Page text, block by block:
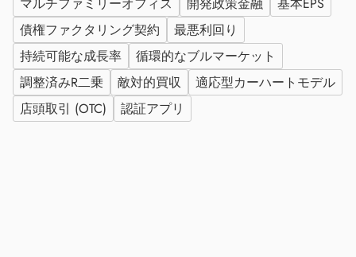
債権ファクタリング契約
最悪利回り
持続可能な成長率
循環的なブルマーケット
調整済みR二乗
敵対的買収
適応型カーハートモデル
店頭取引 (OTC)
認証アプリ